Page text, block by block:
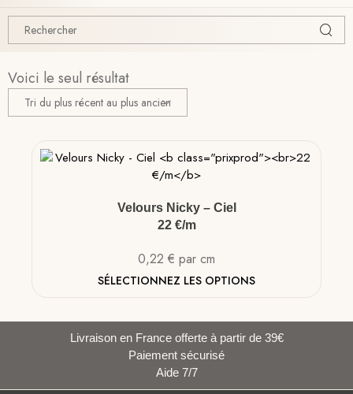
Voici le seul résultat
Velours Nicky – Ciel
22 €/m
0,22 € par cm
SÉLECTIONNEZ LES OPTIONS
Livraison en France offerte à partir de 39€
Paiement sécurisé
Aide 7/7